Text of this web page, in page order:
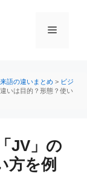
メ
ー
語の違いまとめ > ビジ
いは目的？形態？使い
JV」の
方を例